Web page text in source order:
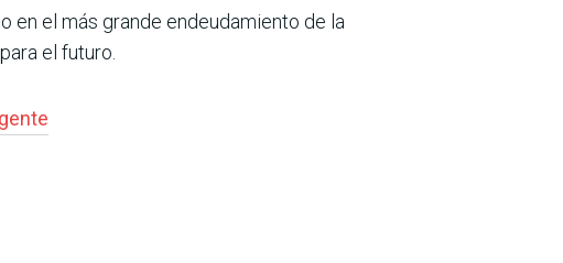
en el más grande endeuda­miento de la
el futuro.